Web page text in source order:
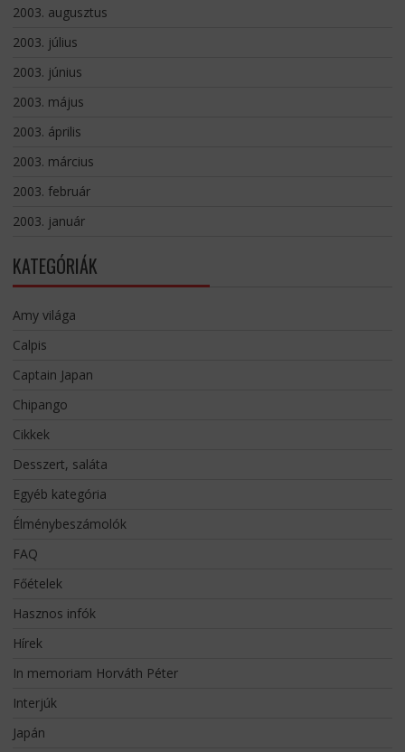
2003. augusztus
2003. július
2003. június
2003. május
2003. április
2003. március
2003. február
2003. január
KATEGÓRIÁK
Amy világa
Calpis
Captain Japan
Chipango
Cikkek
Desszert, saláta
Egyéb kategória
Élménybeszámolók
FAQ
Főételek
Hasznos infók
Hírek
In memoriam Horváth Péter
Interjúk
Japán